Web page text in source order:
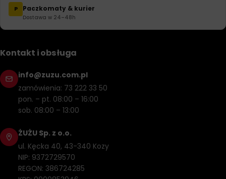
P Paczkomaty & kurier
Dostawa w 24–48h
Kontakt i obsługa
info@zuzu.com.pl
zamówienia: 73 222 33 50
pon. – pt. 08:00 – 16:00
sob. 08:00 – 13:00
ŻUŻU Sp. z o.o.
ul. Kęcka 40, 43-340 Kozy
NIP: 9372729570
REGON: 386724285